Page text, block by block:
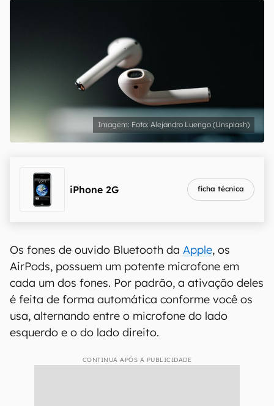
Foto: Alejandro Luengo (Unsplash)
iPhone 2G ficha técnica
Os fones de ouvido Bluetooth da Apple, os
AirPods, possuem um potente microfone em
cada um dos fones. Por padrão, a ativação deles
é feita de forma automática conforme você os
usa, alternando entre o microfone do lado
esquerdo e o do lado direito.
CONTINUA APÓS A PUBLICIDADE